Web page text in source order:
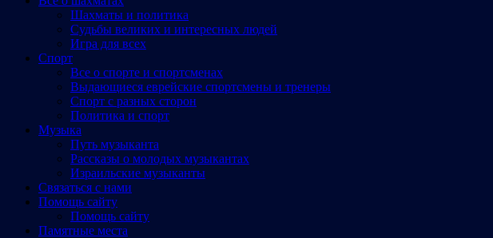
Шахматы и политика
Судьбы великих и интересных людей
Игра для всех
Спорт
Все о спорте и спортсменах
Выдающиеся еврейские спортсмены и тренеры
Спорт с разных сторон
Политика и спорт
Музыка
Путь музыканта
Рассказы о молодых музыкантах
Израильские музыканты
Cвязаться с нами
Помощь сайту
Помощь сайту
Памятные места